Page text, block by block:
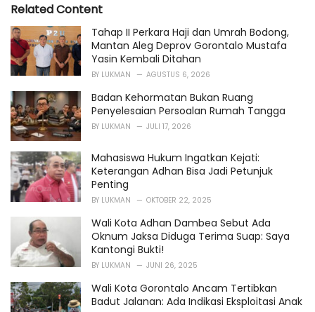
r
i
e
s
:
:Related Content
Tahap II Perkara Haji dan Umrah Bodong,
Mantan Aleg Deprov Gorontalo Mustafa
Yasin Kembali Ditahan
BY LUKMAN AGUSTUS 6, 2026
Badan Kehormatan Bukan Ruang
Penyelesaian Persoalan Rumah Tangga
BY LUKMAN JULI 17, 2026
Mahasiswa Hukum Ingatkan Kejati:
Keterangan Adhan Bisa Jadi Petunjuk
Penting
BY LUKMAN OKTOBER 22, 2025
Wali Kota Adhan Dambea Sebut Ada
Oknum Jaksa Diduga Terima Suap: Saya
Kantongi Bukti!
BY LUKMAN JUNI 26, 2025
Wali Kota Gorontalo Ancam Tertibkan
Badut Jalanan: Ada Indikasi Eksploitasi Anak